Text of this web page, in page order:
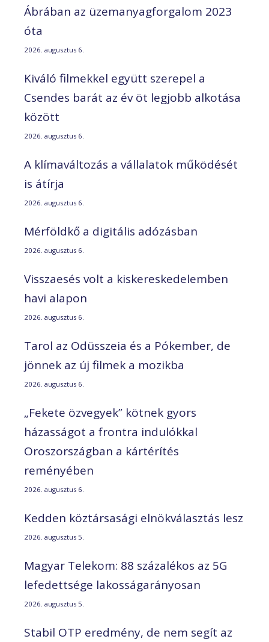
Ábrában az üzemanyagforgalom 2023
óta
2026. augusztus 6.
Kiváló filmekkel együtt szerepel a
Csendes barát az év öt legjobb alkotása
között
2026. augusztus 6.
A klímaváltozás a vállalatok működését
is átírja
2026. augusztus 6.
Mérföldkő a digitális adózásban
2026. augusztus 6.
Visszaesés volt a kiskereskedelemben
havi alapon
2026. augusztus 6.
Tarol az Odüsszeia és a Pókember, de
jönnek az új filmek a mozikba
2026. augusztus 6.
„Fekete özvegyek” kötnek gyors
házasságot a frontra indulókkal
Oroszországban a kártérítés
reményében
2026. augusztus 6.
Kedden köztársasági elnökválasztás lesz
2026. augusztus 5.
Magyar Telekom: 88 százalékos az 5G
lefedettsége lakosságarányosan
2026. augusztus 5.
Stabil OTP eredmény, de nem segít az